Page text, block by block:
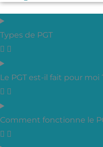
Types de PGT
Le PGT est-il fait pour moi
Comment fonctionne le